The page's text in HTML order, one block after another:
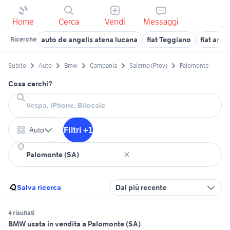
Home Cerca Vendi Messaggi
Ricerche auto de angelis atena lucana fiat Teggiano fiat angri
Subito Auto Bmw Campania Salerno (Prov) Palomonte
Cosa cerchi?
Auto Filtri +1
Salva ricerca Dal più recente
4 risultati
BMW usata in vendita a Palomonte (SA)